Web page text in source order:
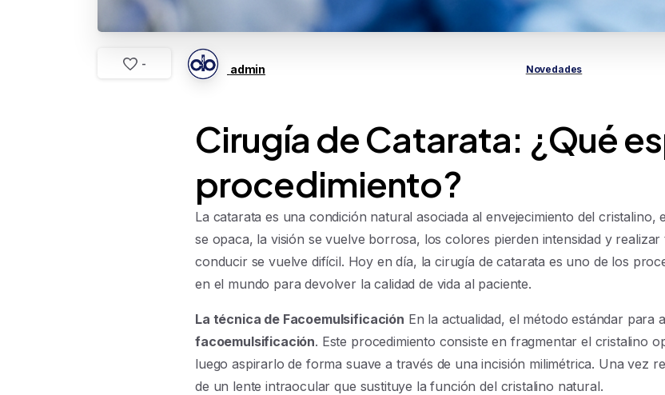
- admin Novedades
Cirugía de Catarata: ¿Qué
procedimiento?
La catarata es una condición natural asociada al envejecimiento del cristalino,
se opaca, la visión se vuelve borrosa, los colores pierden intensidad y
conducir se vuelve difícil. Hoy en día, la cirugía de catarata es uno de los
en el mundo para devolver la calidad de vida al paciente.
La técnica de Facoemulsificación En la actualidad, el método estándar para
facoemulsificación. Este procedimiento consiste en fragmentar el cristalino
luego aspirarlo de forma suave a través de una incisión milimétrica. Una vez
de un lente intraocular que sustituye la función del cristalino natural.